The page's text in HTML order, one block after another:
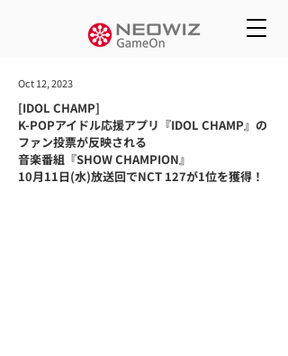
Oct 12, 2023
[IDOL CHAMP]
K-POPアイドル応援アプリ『IDOL CHAMP』の
ファン投票が反映される
音楽番組『SHOW CHAMPION』
10月11日(水)放送回でNCT 127が1位を獲得！